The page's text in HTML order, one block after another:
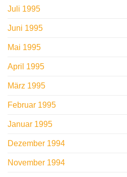
Juli 1995
Juni 1995
Mai 1995
April 1995
März 1995
Februar 1995
Januar 1995
Dezember 1994
November 1994